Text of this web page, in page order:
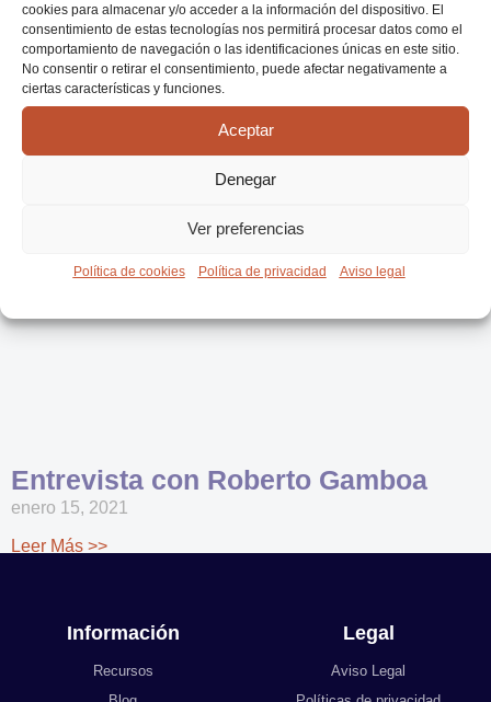
cookies para almacenar y/o acceder a la información del dispositivo. El
consentimiento de estas tecnologías nos permitirá procesar datos como el
comportamiento de navegación o las identificaciones únicas en este sitio.
No consentir o retirar el consentimiento, puede afectar negativamente a
ciertas características y funciones.
Aceptar
Denegar
Ver preferencias
KeepCoding Webinar
marzo 18, 2022
Entrevista con Roberto Gamboa
enero 15, 2021
Leer Más >>
Información
Recursos
Legal
Aviso Legal